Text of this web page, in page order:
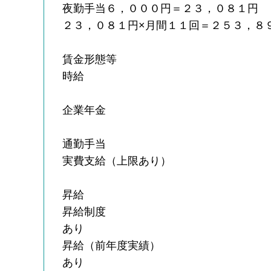
夜勤手当６，０００円＝２３，０８１円
２３，０８１円×月間１１回＝２５３，８
賃金形態等
時給
企業年金
通勤手当
実費支給（上限あり）
昇給
昇給制度
あり
昇給（前年度実績）
あり